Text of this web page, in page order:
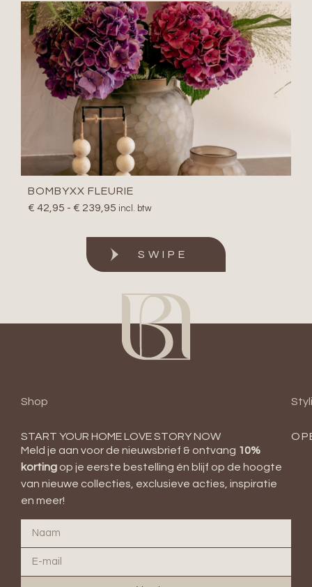
BOMBYXX FLEURIE
€ 42,95 - € 239,95 incl. btw
Shop
START YOUR HOME LOVE STORY NOW
Meld je aan voor de nieuwsbrief & ontvang 10%
korting op je eerste bestelling én blijf op de hoogte
van nieuwe collecties, exclusieve acties, inspiratie
en meer!